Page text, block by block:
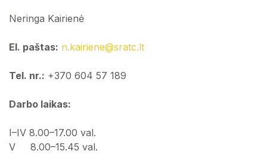
Aplinkosaugos skyriaus vadovas
Gamybos skyriaus vadovas
Visuotinis dalininkų susirinkimas
Valdyba
Neringa Kairienė
El. paštas: n.kairiene@sratc.lt
Tel. nr.: +370 604 57 189
Darbo laikas:
I–IV 8.00–17.00 val.
V 8.00–15.45 val.